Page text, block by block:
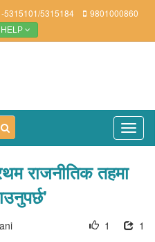
5315101/5315184 9801000860
HELP
राजनीतिक तहमा
1
1